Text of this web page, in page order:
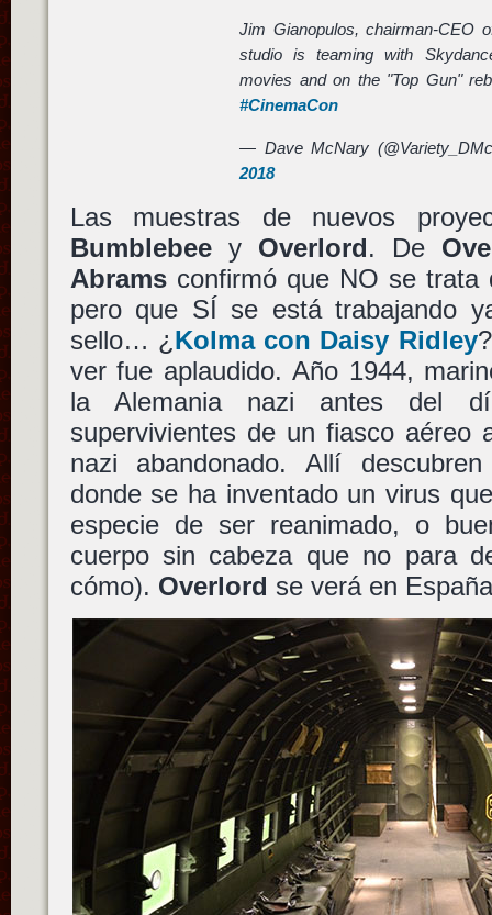
Jim Gianopulos, chairman-CEO
studio is teaming with
movies and on the "Top Gun"
#CinemaCon
— Dave McNary
2018
Las muestras de nuevos
Bumblebeey Overlord. De
Abramsconfirmó que NO se
pero que SÍ se está trabajando
sello… ¿ Kolmacon Daisy Ridley
ver fue aplaudido. Año 1944,
la Alemania nazi antes del
supervivientes de un fiasco aéreo
nazi abandonado. Allí
donde se ha inventado un virus
especie de ser reanimado, o
cuerpo sin cabeza que no para
cómo). Overlord se verá en